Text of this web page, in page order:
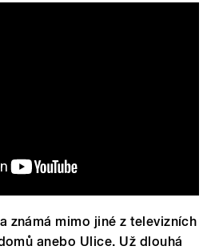
známá mimo jiné z televizních
anebo Ulice. Už dlouhá